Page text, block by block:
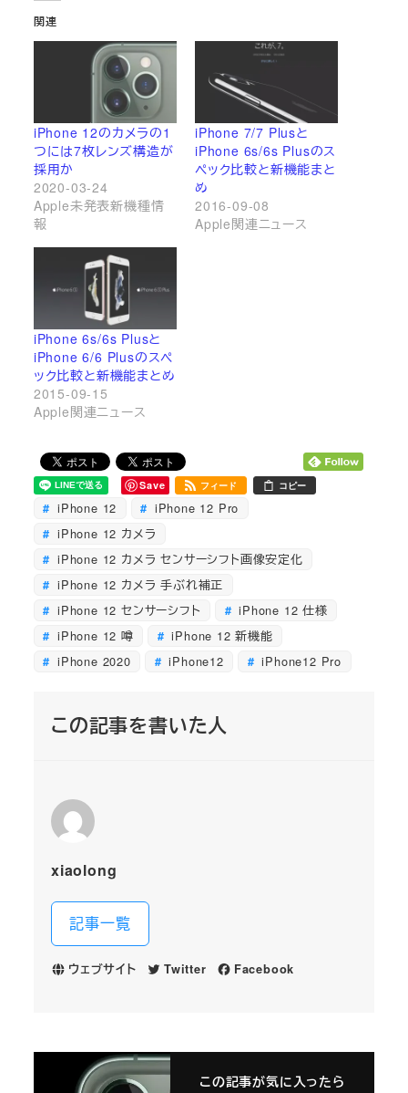
関連
iPhone 12のカメラの1
つには7枚レンズ構造が
採用か
2020-03-24
Apple未発表新機種情
報
iPhone 7/7 Plusと
iPhone 6s/6s Plusのス
ペック比較と新機能まと
め
2016-09-08
Apple関連ニュース
iPhone 6s/6s Plusと
iPhone 6/6 Plusのスペ
ック比較と新機能まとめ
2015-09-15
Apple関連ニュース
Save フィード コピー
iPhone 12
iPhone 12 Pro
iPhone 12 カメラ
iPhone 12 カメラ センサーシフト画像安定化
iPhone 12 カメラ 手ぶれ補正
iPhone 12 センサーシフト
iPhone 12 仕様
iPhone 12 噂
iPhone 12 新機能
iPhone 2020
iPhone12 iPhone12 Pro
この記事を書いた人
xiaolong
記事一覧
ウェブサイト Twitter Facebook
この記事が気に入ったら